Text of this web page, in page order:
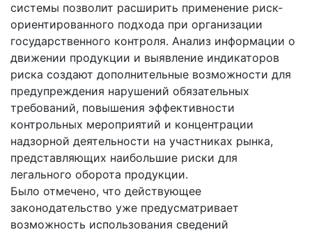
системы позволит расширить применение риск-
ориентированного подхода при организации
государственного контроля. Анализ информации о
движении продукции и выявление индикаторов
риска создают дополнительные возможности для
предупреждения нарушений обязательных
требований, повышения эффективности
контрольных мероприятий и концентрации
надзорной деятельности на участниках рынка,
представляющих наибольшие риски для
легального оборота продукции.
Было отмечено, что действующее
законодательство уже предусматривает
возможность использования сведений